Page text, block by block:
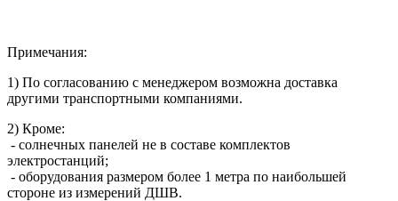
Примечания:
1) По согласованию с менеджером возможна доставка
другими транспортными компаниями.
2) Кроме:
- солнечных панелей не в составе комплектов
электростанций;
- оборудования размером более 1 метра по наибольшей
стороне из измерений ДШВ.